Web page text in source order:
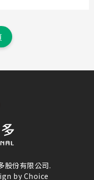
份有限公司.
byChoice